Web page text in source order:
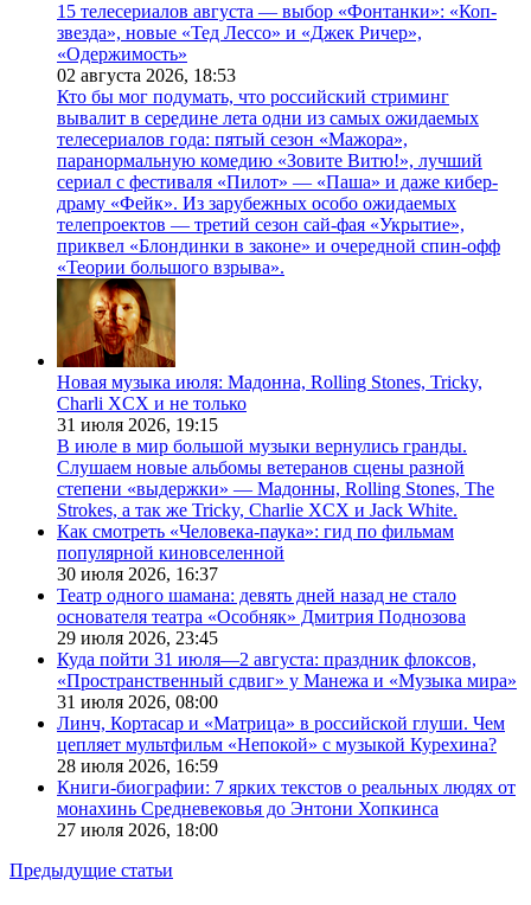
15 телесериалов августа — выбор «Фонтанки»: «Коп-
звезда», новые «Тед Лессо» и «Джек Ричер»,
«Одержимость»
02 августа 2026, 18:53
Кто бы мог подумать, что российский стриминг
вывалит в середине лета одни из самых ожидаемых
телесериалов года: пятый сезон «Мажора»,
паранормальную комедию «Зовите Витю!», лучший
сериал с фестиваля «Пилот» — «Паша» и даже кибер-
драму «Фейк». Из зарубежных особо ожидаемых
телепроектов — третий сезон сай-фая «Укрытие»,
приквел «Блондинки в законе» и очередной спин-офф
«Теории большого взрыва».
Новая музыка июля: Мадонна, Rolling Stones, Tricky,
Charli XCX и не только
31 июля 2026, 19:15
В июле в мир большой музыки вернулись гранды.
Слушаем новые альбомы ветеранов сцены разной
степени «выдержки» — Мадонны, Rolling Stones, The
Strokes, а так же Tricky, Charlie XCX и Jack White.
Как смотреть «Человека-паука»: гид по фильмам
популярной киновселенной
30 июля 2026, 16:37
Театр одного шамана: девять дней назад не стало
основателя театра «Особняк» Дмитрия Поднозова
29 июля 2026, 23:45
Куда пойти 31 июля—2 августа: праздник флоксов,
«Пространственный сдвиг» у Манежа и «Музыка мира»
31 июля 2026, 08:00
Линч, Кортасар и «Матрица» в российской глуши. Чем
цепляет мультфильм «Непокой» с музыкой Курехина?
28 июля 2026, 16:59
Книги-биографии: 7 ярких текстов о реальных людях от
монахинь Средневековья до Энтони Хопкинса
27 июля 2026, 18:00
Предыдущие статьи